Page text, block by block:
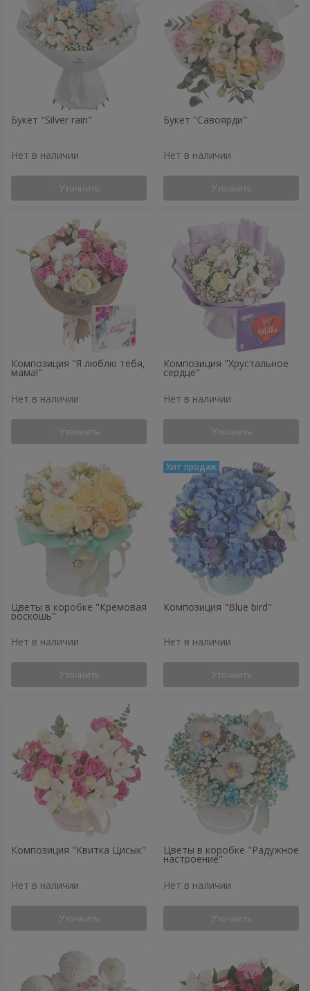
Букет "Silver rain"
Нет в наличии
Уточнить
Букет "Савоярди"
Нет в наличии
Уточнить
Композиция "Я люблю тебя,
мама!"
Нет в наличии
Уточнить
Композиция "Хрустальное
сердце"
Нет в наличии
Уточнить
Цветы в коробке "Кремовая
роскошь"
Нет в наличии
Уточнить
Композиция "Blue bird"
Нет в наличии
Уточнить
Композиция "Квитка Цисык"
Нет в наличии
Уточнить
Цветы в коробке "Радужное
настроение"
Нет в наличии
Уточнить